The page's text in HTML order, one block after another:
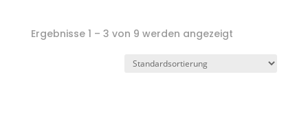
Ergebnisse 1 – 3 von 9 werden angezeigt